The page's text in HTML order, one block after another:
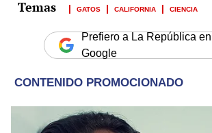
GATOS CALIFORNIA CIENCIA
Prefiero a La República en
Google